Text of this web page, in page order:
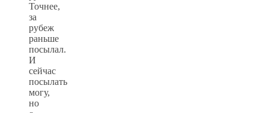
Точнее,
за
рубеж
раньше
посылал.
И
сейчас
посылать
могу,
но